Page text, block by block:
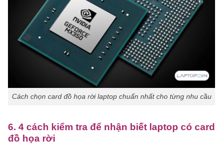
Cách chọn card đồ họa rời laptop chuẩn nhất cho từng nhu cầu
6. 4 cách kiểm tra để nhận biết laptop có card
đồ họa rời